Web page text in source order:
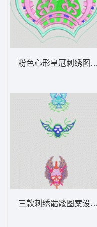
粉色心形皇冠刺绣图
三款刺绣骷髅图案设计